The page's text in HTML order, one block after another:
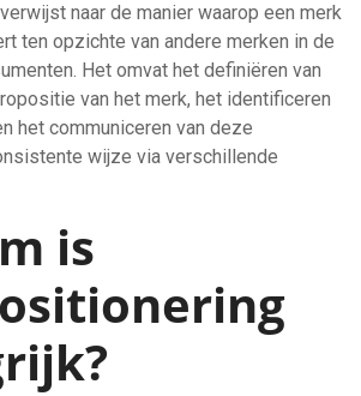
naar de manier waarop een merk
ten opzichte van andere merken in de
Het omvat het definiëren van
van het merk, het identificeren
het communiceren van deze
wijze via verschillende
is